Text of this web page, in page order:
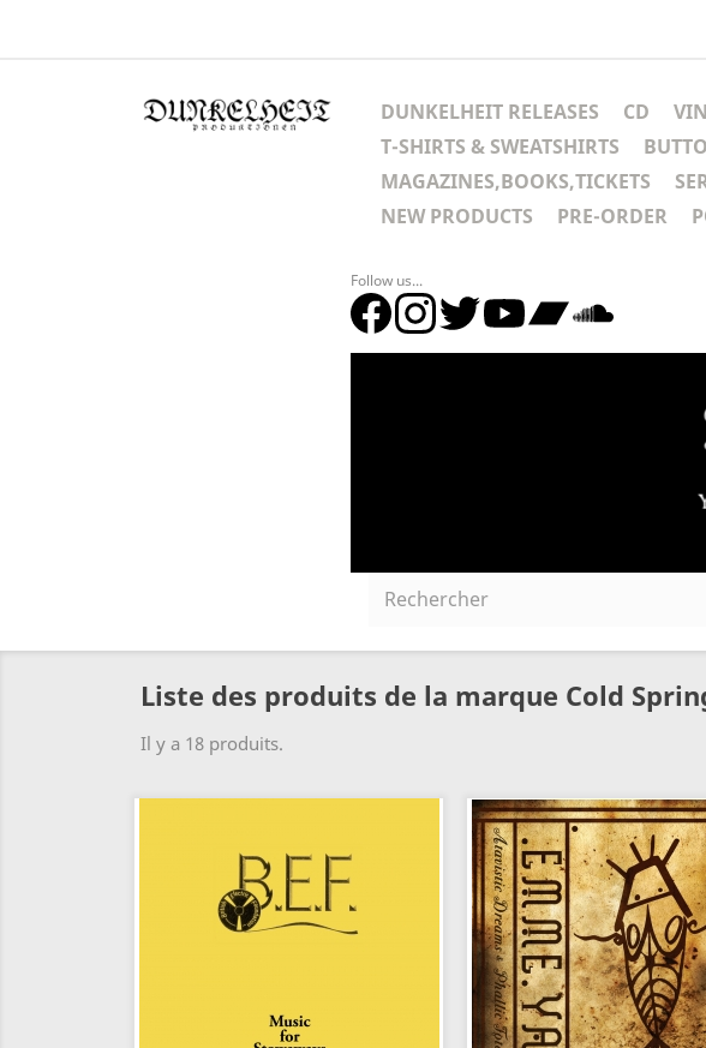
DUNKELHEIT RELEASES CD
T-SHIRTS & SWEATSHIRTS
MAGAZINES,BOOKS,TICKETS
NEW PRODUCTS
PRE-ORDER
Follow us...
Liste des produits de la marque Cold
Il y a 18 produits.